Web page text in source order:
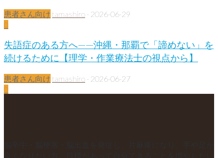
患者さん向け tamashiro - 2026-06-29
0
失語症のある方へ——沖縄・那覇で「諦めない」を
続けるために【理学・作業療法士の視点から】
患者さん向け tamashiro - 2026-06-27
0